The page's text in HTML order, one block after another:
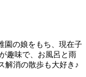
園の娘をもち、現在子
趣味で、お風呂と雨
解消の散歩も大好き♪